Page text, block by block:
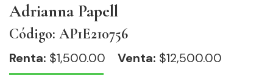
Adrianna Papell
Código: AP1E210756
Renta: $1,500.00 Venta: $12,500.00